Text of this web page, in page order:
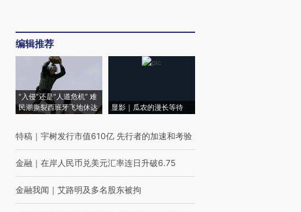
编辑推荐
“入侵”还是“人道危机” 难
民潮撕裂西班牙飞地休达
显影｜瓜农的漫长等待
特稿 ｜ 宇树发行市值610亿 先行者的加速和考验
金融 ｜ 在岸人民币兑美元汇率连日升破6.75
金融我闻 ｜ 艾路明及多名股东被拘